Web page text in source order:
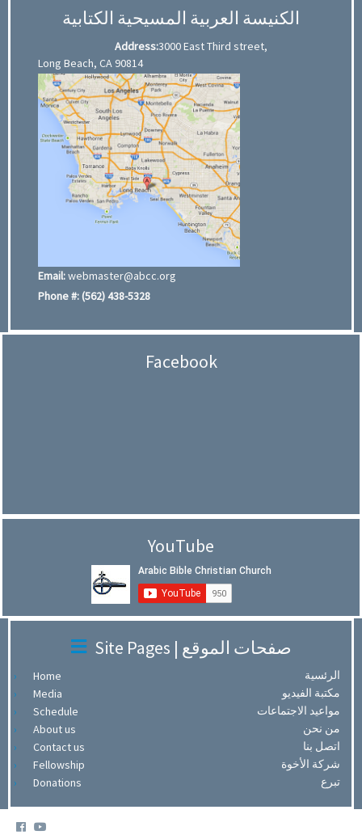
الكنيسة العربية المسيحية الكتابية
Address:3000 East Third street,
Long Beach, CA 90814
Email:webmaster@abcc.org
Phone #:(562) 438-5328
Facebook
YouTube
Site Pages | صفحات الموقع
Home
الرئسية
Media
مكتبة الفيديو
Schedule
مواعيد الاجتماعات
About us
من نحن
Contact us
اتصل بنا
Fellowship
شركة الأخوة
Donations
تبرع